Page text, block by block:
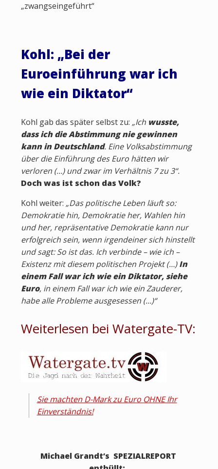
„zwangseingeführt“
Kohl: „Bei der
Euroeinführung war ich
wie ein Diktator“
Kohl gab das später selbst zu: „Ich wusste,
dass ich die Abstimmung nie gewinnen
kann in Deutschland. Eine Volksabstimmung
über die Einführung des Euro hätten wir
verloren (…) und zwar im Verhältnis 7 zu 3“.
Doch was ist schon das Volk?
Kohl weiter: „Das politische Leben läuft so:
Demokratie hin, Demokratie her, Wahlen hin
und her, repräsentative Demokratie kann nur
erfolgreich sein, wenn irgendeiner sich hinstellt
und sagt: So ist das. Ich verbinde – wie ich –
Existenz mit diesem politischen Projekt (…)In
einem Fall war ich wie ein Diktator, siehe
Euro, in einem Fall war ich wie ein Zauderer,
habe alle Probleme ausgesessen (…)“
Weiterlesen bei Watergate-TV:
Sie machten D-Mark zu Euro OHNE Ihr
Einverständnis!
Michael Grandt‘s SPEZIALREPORT